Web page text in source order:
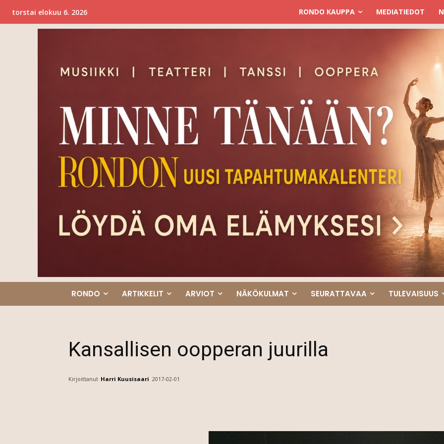
torstai elokuu 6. 2026 RONDO KAUPPA MEDIATIEDOT
RONDO ARTIKKELIT ARVIOT NÄKÖKULMAT SEURATTAVAA TULEVAISUUS
Kansallisen oopperan juurilla
Kirjoittanut Harri Kuusisaari 2017-02-01